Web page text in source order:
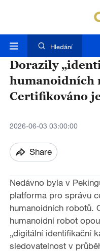
Hledání
Dorazily
humanoidních
Certifikováno
2026-06-03 03:00:00
Share
Nedávno byla v
platforma pro správu
humanoidních robotů.
humanoidní robot
„digitální identifikační
sledovatelnost v